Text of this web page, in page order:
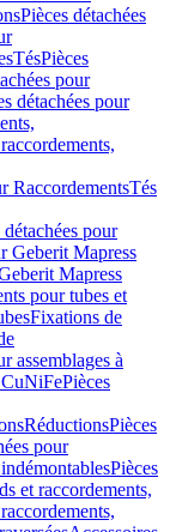
Pièces détachées
TésPièces
pour
détachées pour
RaccordementsTés
détachées pour
Geberit Mapress
Mapress
pour tubes et
Fixations de
assemblages à
Pièces
RéductionsPièces
pour
Pièces
et raccordements,